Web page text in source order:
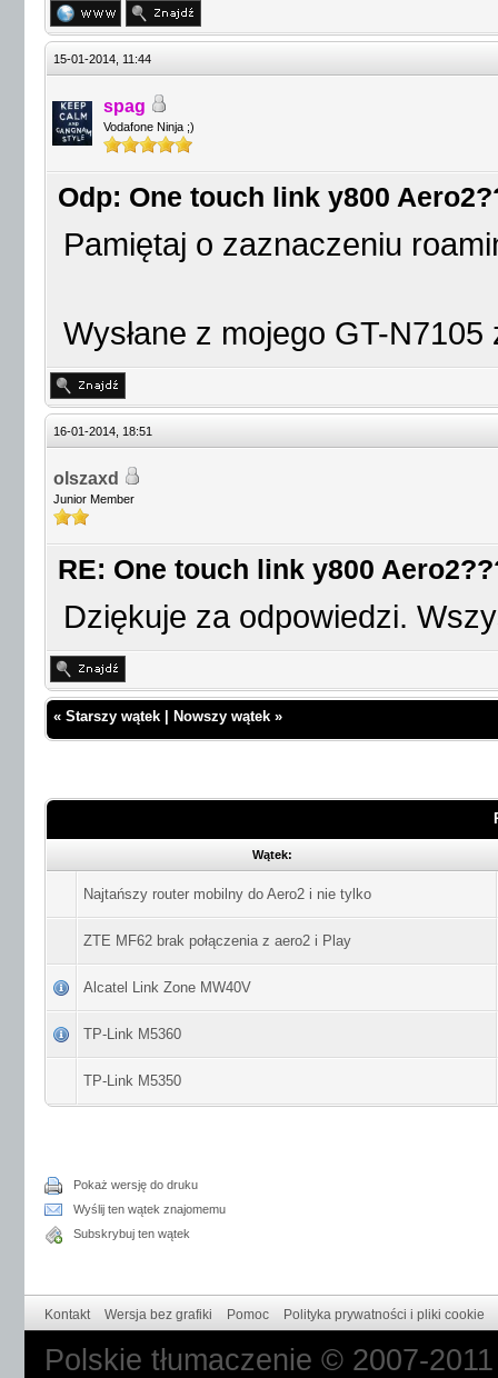
15-01-2014, 11:44
spag
Vodafone Ninja ;)
Odp: One touch link y800
Pamiętaj o zaznaczeniu
Wysłane z mojego GT-
16-01-2014, 18:51
olszaxd
Junior Member
RE: One touch link y800
Dziękuje za odpowiedzi.
« Starszy wątek Nowszy wątek »
Wątek:
Najtańszy router mobilny do Aero2 i nie tylko
ZTE MF62 brak połączenia z aero2 i Play
Alcatel Link Zone MW40V
TP-Link M5360
TP-Link M5350
Pokaż wersję do druku
Wyślij ten wątek znajomemu
Subskrybuj ten wątek
Kontakt Wersja bez grafiki Pomoc Polityka prywatności i pliki cookie
Polskie tłumaczenie © 2007-